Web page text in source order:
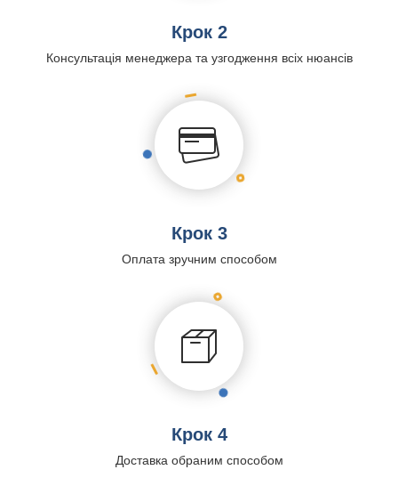
Крок 2
Консультація менеджера та узгодження всіх нюансів
Крок 3
Оплата зручним способом
Крок 4
Доставка обраним способом